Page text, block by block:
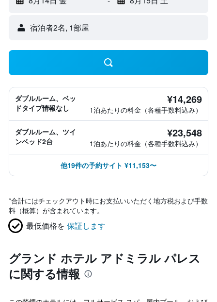
宿泊者2名, 1​部屋
ダブルルーム、ベッ
ドタイプ情報なし
¥14,269
1泊あたりの料金（各種手数料込み）
ダブルルーム、ツイ
ンベッド2台
¥23,548
1泊あたりの料金（各種手数料込み）
他19件の予約サイト ¥11,153〜
*合計にはチェックアウト時にお支払いいただく地方税および手数
料（概算）が含まれています。
最低価格を 保証します
グランド ホテル アドミラル パレス
に関する情報